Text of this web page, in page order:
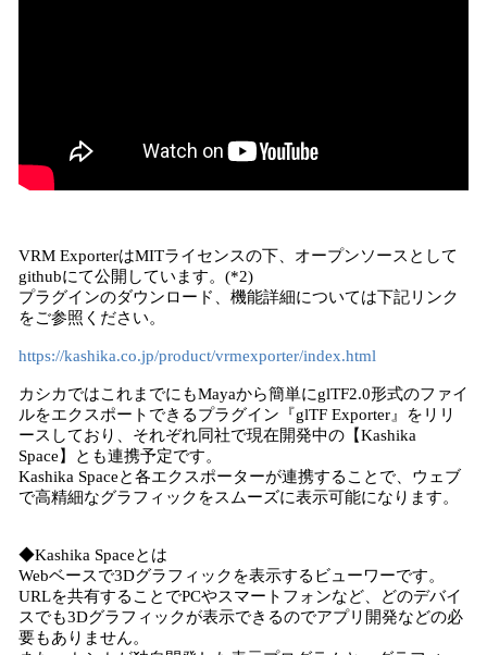
VRM ExporterはMITライセンスの下、オープンソースとして
githubにて公開しています。(*2)
プラグインのダウンロード、機能詳細については下記リンク
をご参照ください。
https://kashika.co.jp/product/vrmexporter/index.html
カシカではこれまでにもMayaから簡単にglTF2.0形式のファイ
ルをエクスポートできるプラグイン『glTF Exporter』をリリ
ースしており、それぞれ同社で現在開発中の【Kashika
Space】とも連携予定です。
Kashika Spaceと各エクスポーターが連携することで、ウェブ
で高精細なグラフィックをスムーズに表示可能になります。
◆Kashika Spaceとは
Webベースで3Dグラフィックを表示するビューワーです。
URLを共有することでPCやスマートフォンなど、どのデバイ
スでも3Dグラフィックが表示できるのでアプリ開発などの必
要もありません。